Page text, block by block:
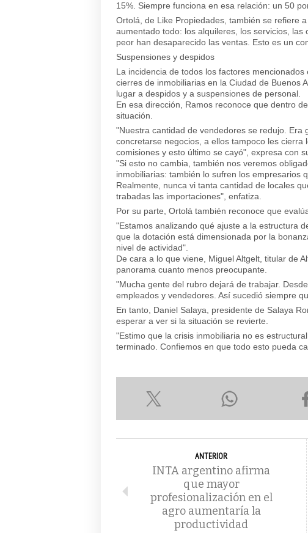
15%. Siempre funciona en esa relación: un 50
Ortolá, de Like Propiedades, también se refiere
aumentado todo: los alquileres, los servicios,
peor han desaparecido las ventas. Esto es un
Suspensiones y despidos
La incidencia de todos los factores
cierres de inmobiliarias en la Ciudad de Buenos
lugar a despidos y a suspensiones de personal.
En esa dirección, Ramos reconoce que dentro
situación.
"Nuestra cantidad de vendedores se redujo.
concretarse negocios, a ellos tampoco les
comisiones y esto último se cayó", expresa con
"Si esto no cambia, también nos veremos
inmobiliarias: también lo sufren los empresarios
Realmente, nunca vi tanta cantidad de locales
trabadas las importaciones", enfatiza.
Por su parte, Ortolá también reconoce que
"Estamos analizando qué ajuste a la estructura
que la dotación está dimensionada por la
nivel de actividad".
De cara a lo que viene, Miguel Altgelt, titular de
panorama cuanto menos preocupante.
"Mucha gente del rubro dejará de trabajar.
empleados y vendedores. Así sucedió siempre
En tanto, Daniel Salaya, presidente de Salaya
esperar a ver si la situación se revierte.
"Estimo que la crisis inmobiliaria no es
terminado. Confiemos en que todo esto pueda
ANTERIOR
INTA argentino afirma
que mayor
profesionalización en el
agro aumentaría la
productividad